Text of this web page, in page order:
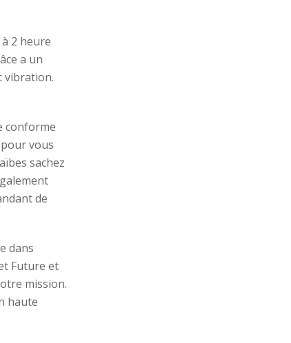
2 heure
a un
vibration.
conforme
vous
sachez
de
dans
Future et
mission.
haute